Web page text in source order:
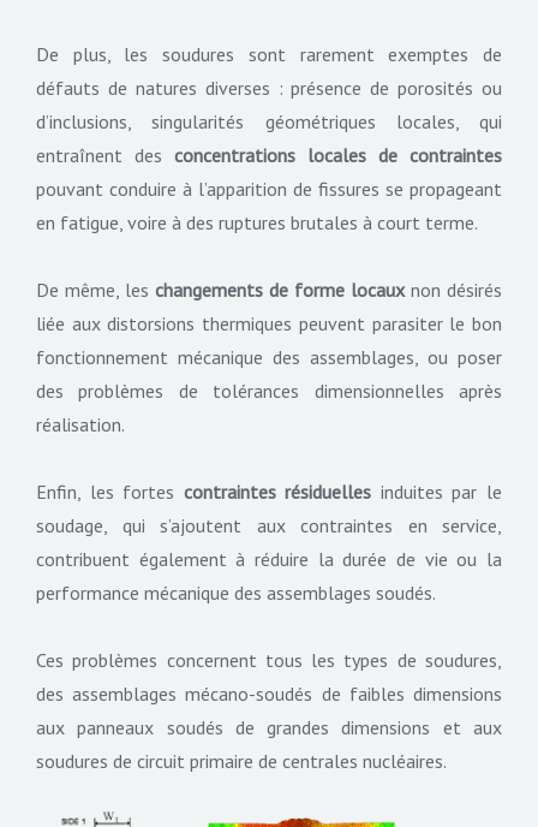
De plus, les soudures sont rarement exemptes de
défauts de natures diverses : présence de porosités ou
d’inclusions, singularités géométriques locales, qui
entraînent des concentrations locales de contraintes
pouvant conduire à l’apparition de fissures se propageant
en fatigue, voire à des ruptures brutales à court terme.
De même, les changements de forme locaux non désirés
liée aux distorsions thermiques peuvent parasiter le bon
fonctionnement mécanique des assemblages, ou poser
des problèmes de tolérances dimensionnelles après
réalisation.
Enfin, les fortes contraintes résiduelles induites par le
soudage, qui s’ajoutent aux contraintes en service,
contribuent également à réduire la durée de vie ou la
performance mécanique des assemblages soudés.
Ces problèmes concernent tous les types de soudures,
des assemblages mécano-soudés de faibles dimensions
aux panneaux soudés de grandes dimensions et aux
soudures de circuit primaire de centrales nucléaires.